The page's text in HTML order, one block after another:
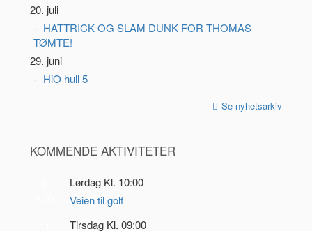
20. juli
HATTRICK OG SLAM DUNK FOR THOMAS
TØMTE!
29. juni
HiO hull 5
Se nyhetsarkiv
KOMMENDE AKTIVITETER
Lørdag Kl. 10:00
Veien til golf
Tirsdag Kl. 09:00